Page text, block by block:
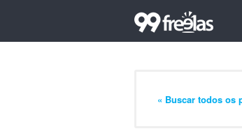
« Buscar todos os